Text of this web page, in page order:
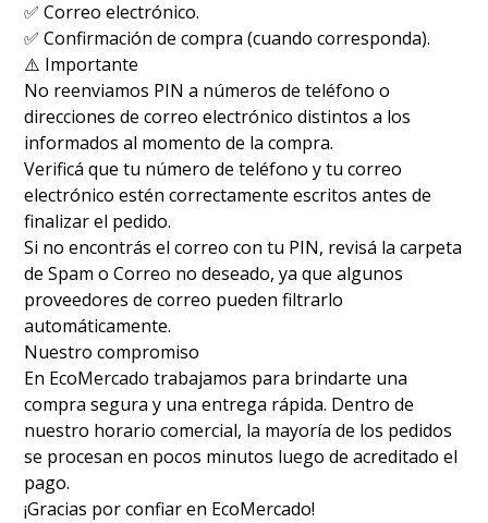
✅ Correo electrónico.
✅ Confirmación de compra (cuando corresponda).
⚠️ Importante
No reenviamos PIN a números de teléfono o
direcciones de correo electrónico distintos a los
informados al momento de la compra.
Verificá que tu número de teléfono y tu correo
electrónico estén correctamente escritos antes de
finalizar el pedido.
Si no encontrás el correo con tu PIN, revisá la carpeta
de Spam o Correo no deseado, ya que algunos
proveedores de correo pueden filtrarlo
automáticamente.
Nuestro compromiso
En EcoMercado trabajamos para brindarte una
compra segura y una entrega rápida. Dentro de
nuestro horario comercial, la mayoría de los pedidos
se procesan en pocos minutos luego de acreditado el
pago.
¡Gracias por confiar en EcoMercado!